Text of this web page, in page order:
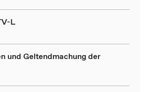
L
und Geltendmachung der